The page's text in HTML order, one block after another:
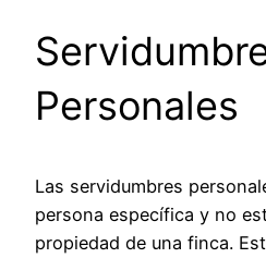
Personales
Las servidumbres
persona específica y no
propiedad de una finca.